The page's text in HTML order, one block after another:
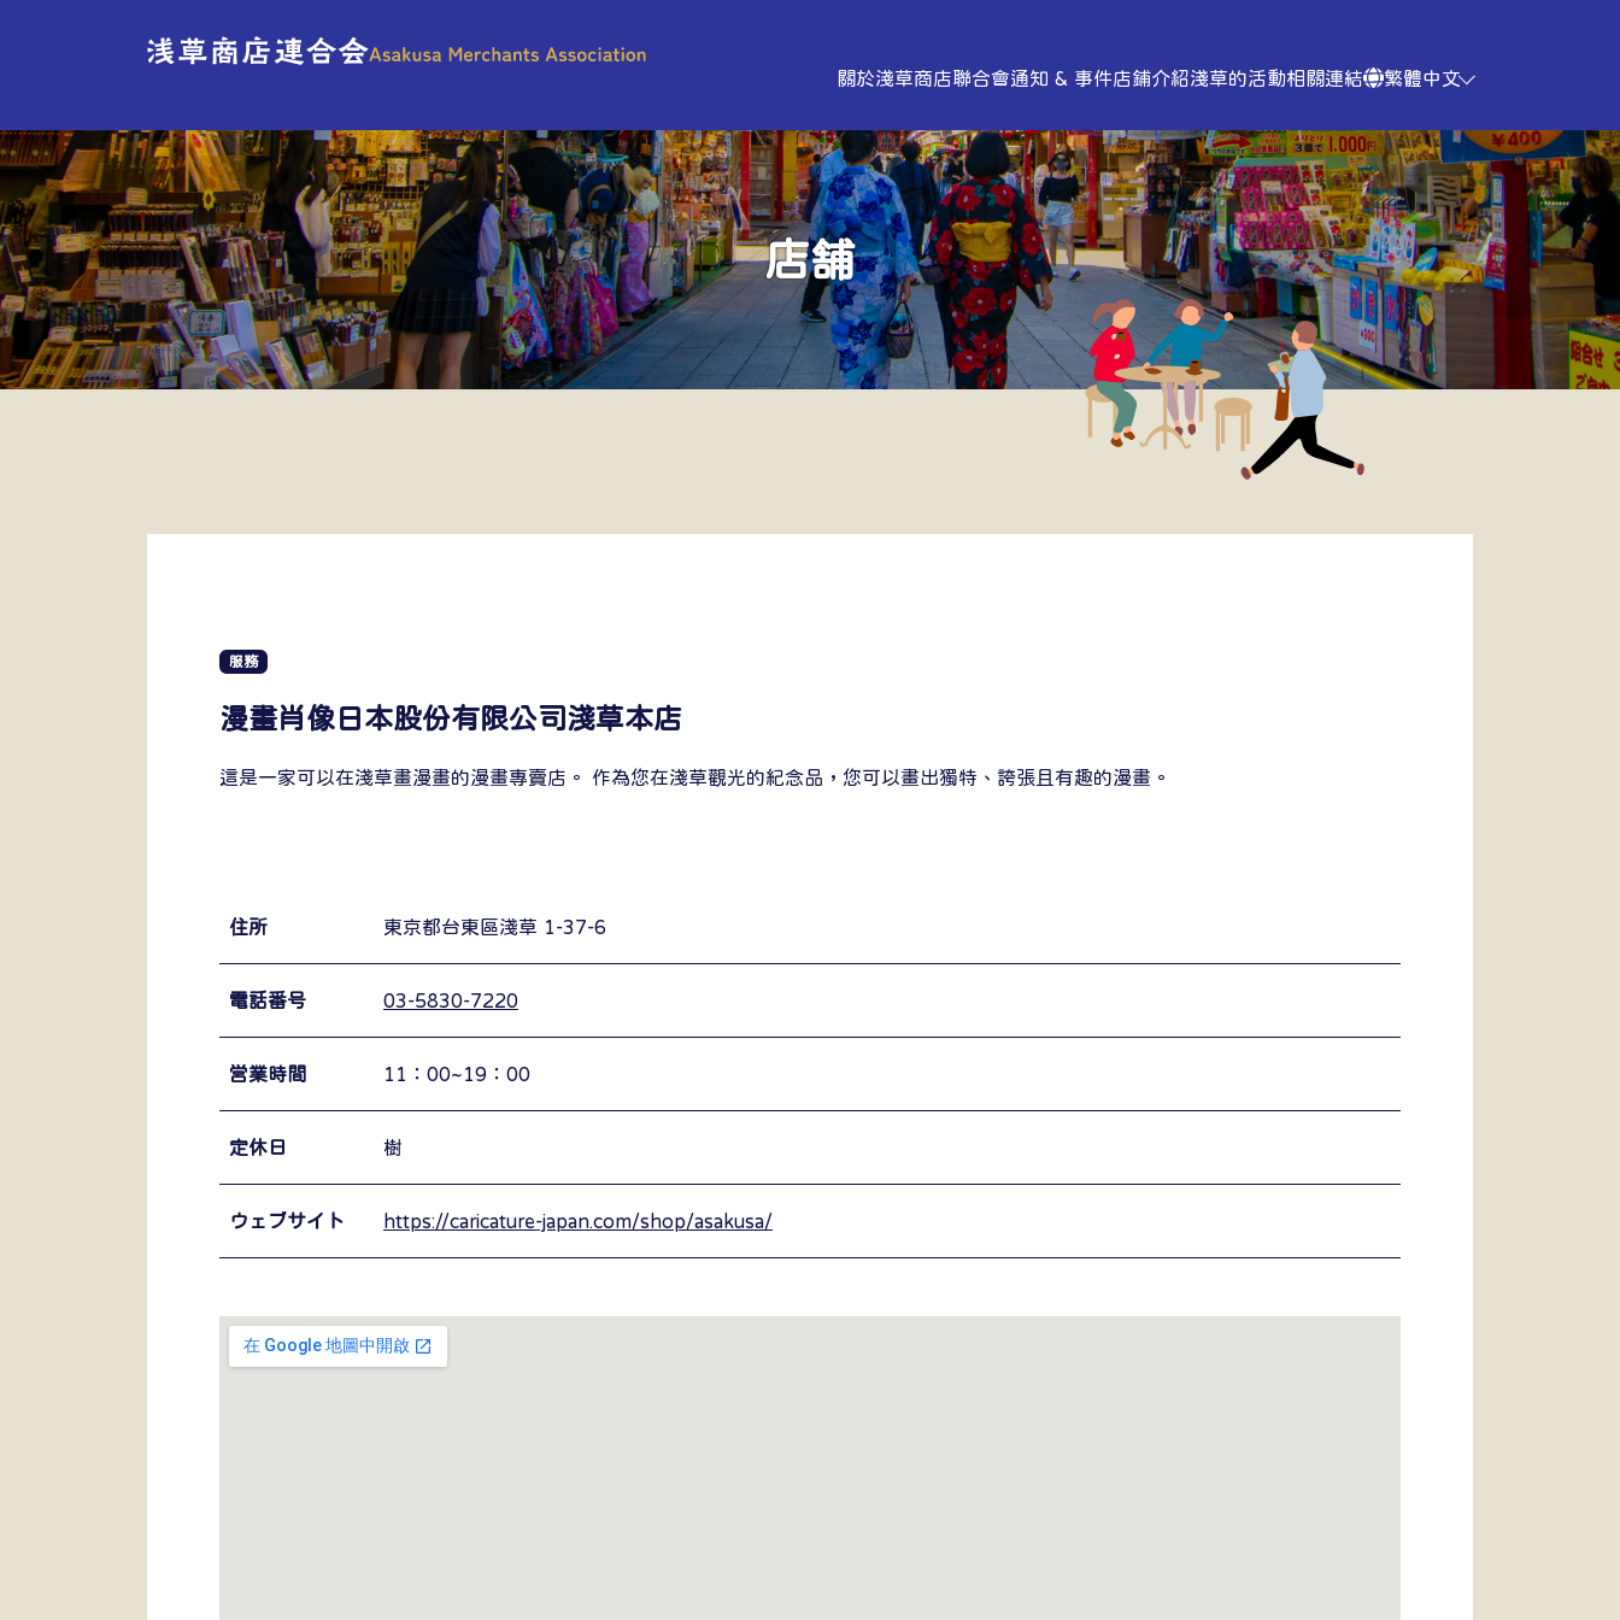
關於淺草商店聯合會通知 & 事件店鋪介紹淺草的活動相關連結 繁體中文
店舗
服務
漫畫肖像日本股份有限公司淺草本店
這是一家可以在淺草畫漫畫的漫畫專賣店。 作為您在淺草觀光的紀念品，您可以畫出獨特、誇張且有趣的漫畫。
住所 東京都台東區淺草 1-37-6
電話番号 03-5830-7220
営業時間 11：00~19：00
定休日 樹
ウェブサイト https://caricature-japan.com/shop/asakusa/